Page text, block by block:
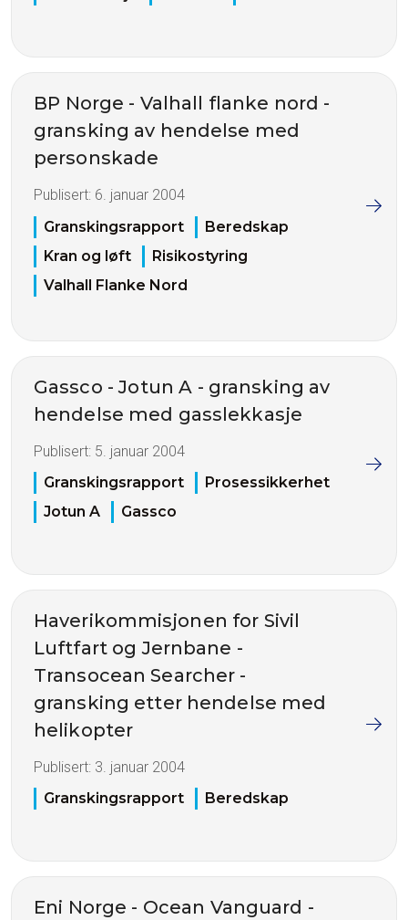
BP Norge - Valhall flanke nord -
gransking av hendelse med
personskade
Publisert: 6. januar 2004
Granskingsrapport
Beredskap
Kran og løft
Risikostyring
Valhall Flanke Nord
Gassco - Jotun A - gransking av
hendelse med gasslekkasje
Publisert: 5. januar 2004
Granskingsrapport
Prosessikkerhet
Jotun A
Gassco
Haverikommisjonen for Sivil
Luftfart og Jernbane -
Transocean Searcher -
gransking etter hendelse med
helikopter
Publisert: 3. januar 2004
Granskingsrapport
Beredskap
Eni Norge - Ocean Vanguard -